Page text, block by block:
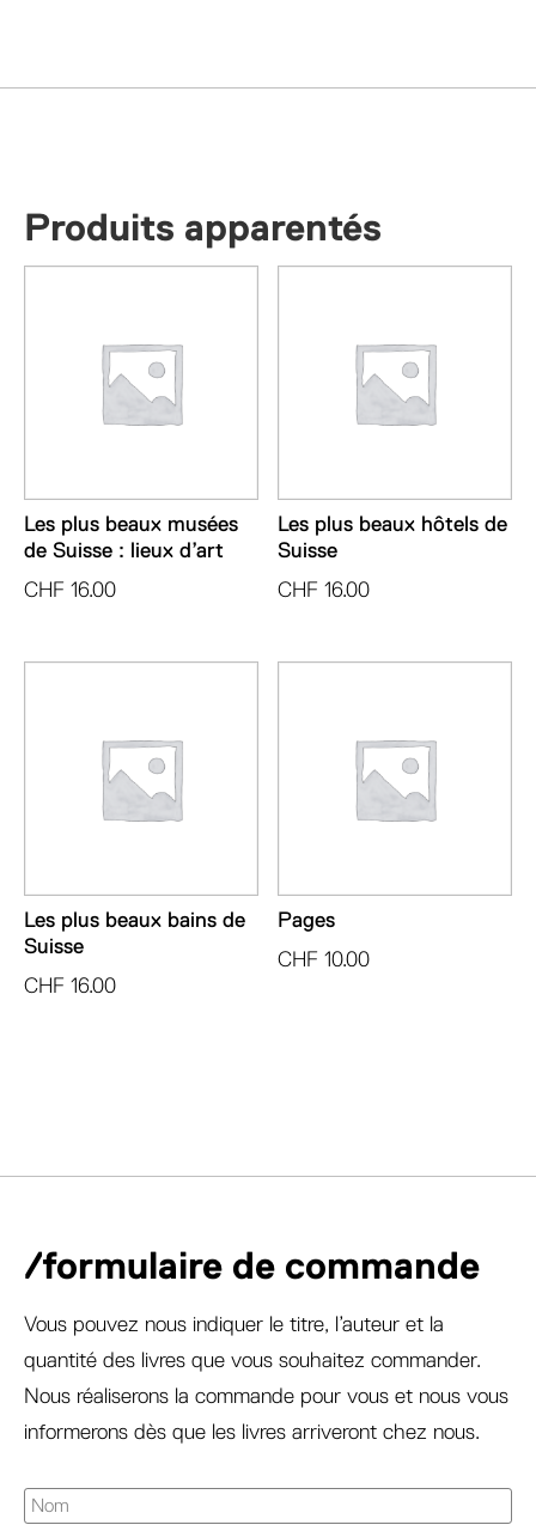
Produits apparentés
Les plus beaux musées
de Suisse : lieux d’art
CHF 16.00
Les plus beaux hôtels de
Suisse
CHF 16.00
Les plus beaux bains de
Suisse
CHF 16.00
Pages
CHF 10.00
/formulaire de commande
Vous pouvez nous indiquer le titre, l’auteur et la
quantité des livres que vous souhaitez commander.
Nous réaliserons la commande pour vous et nous vous
informerons dès que les livres arriveront chez nous.